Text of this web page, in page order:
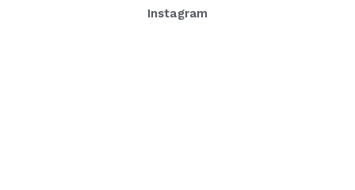
Instagram